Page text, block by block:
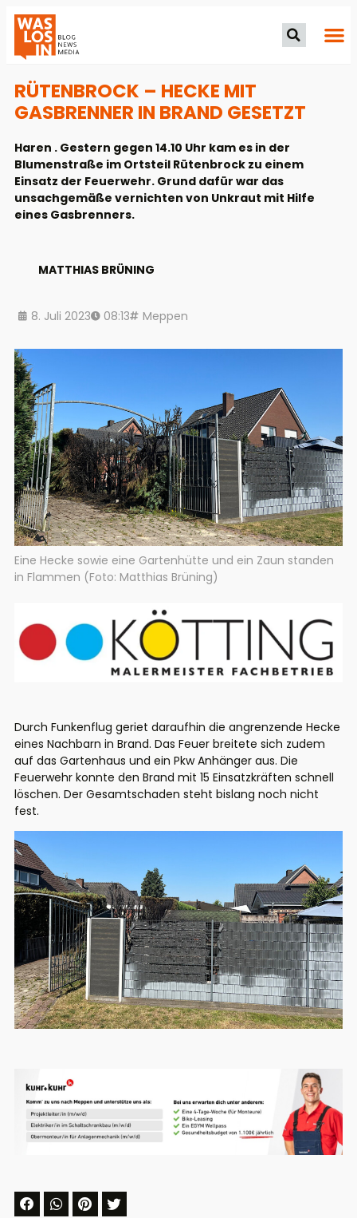
RÜTENBROCK – HECKE MIT
GASBRENNER IN BRAND GESETZT
Haren . Gestern gegen 14.10 Uhr kam es in der
Blumenstraße im Ortsteil Rütenbrock zu einem
Einsatz der Feuerwehr. Grund dafür war das
unsachgemäße vernichten von Unkraut mit Hilfe
eines Gasbrenners.
MATTHIAS BRÜNING
8. Juli 2023 08:13 Meppen
Eine Hecke sowie eine Gartenhütte und ein Zaun standen
in Flammen (Foto: Matthias Brüning)
Durch Funkenflug geriet daraufhin die angrenzende Hecke
eines Nachbarn in Brand. Das Feuer breitete sich zudem
auf das Gartenhaus und ein Pkw Anhänger aus. Die
Feuerwehr konnte den Brand mit 15 Einsatzkräften schnell
löschen. Der Gesamtschaden steht bislang noch nicht
fest.